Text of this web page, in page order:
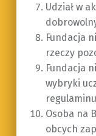
Udział w
Fundacja
rzeczy
Fundacja
wybryki
Osoba na
obcych